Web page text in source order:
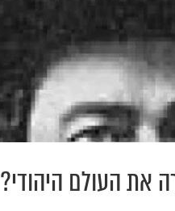
את העולם היהודי?